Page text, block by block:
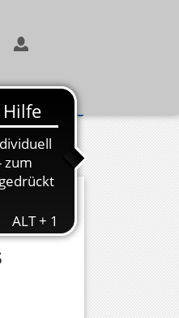
>